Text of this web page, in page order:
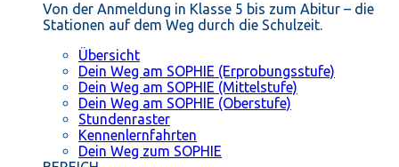
Von der Anmeldung in Klasse 5 bis zum Abitur – die
Stationen auf dem Weg durch die Schulzeit.
Übersicht
Dein Weg am SOPHIE (Erprobungsstufe)
Dein Weg am SOPHIE (Mittelstufe)
Dein Weg am SOPHIE (Oberstufe)
Stundenraster
Kennenlernfahrten
Dein Weg zum SOPHIE